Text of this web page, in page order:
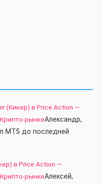
(Кикер) в Price Action —
рынкеАлександр,
МТ5 до последней
в Price Action —
рынкеАлексей,